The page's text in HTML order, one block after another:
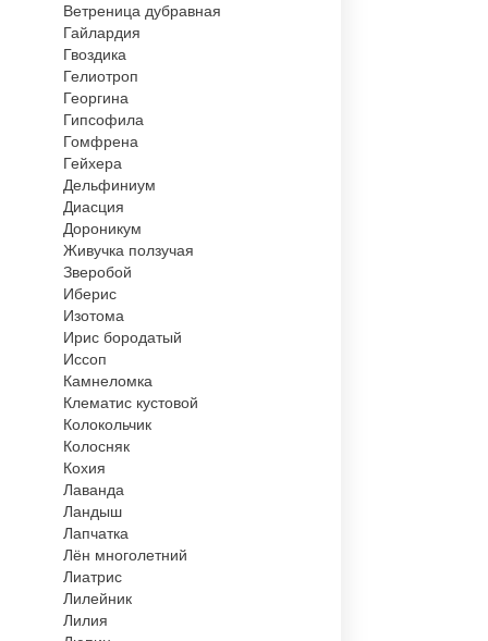
Ветреница дубравная
Гайлардия
Гвоздика
Гелиотроп
Георгина
Гипсофила
Гомфрена
Гейхера
Дельфиниум
Диасция
Дороникум
Живучка ползучая
Зверобой
Иберис
Изотома
Ирис бородатый
Иссоп
Камнеломка
Клематис кустовой
Колокольчик
Колосняк
Кохия
Лаванда
Ландыш
Лапчатка
Лён многолетний
Лиатрис
Лилейник
Лилия